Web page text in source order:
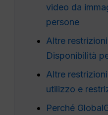
video da
persone
Altre
Disponibilità
Altre
utilizzo e
Perché